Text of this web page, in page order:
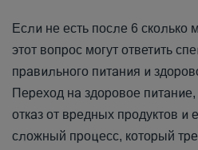
Если не есть после 6 сколько
этот вопрос могут ответить
правильного питания и
Переход на здоровое
отказ от вредных продуктов
сложный процесс, который